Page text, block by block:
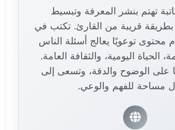
تهتم بنشر المعرفة وتبسيط
بطريقة قريبة من القارئ. تكتب في
محتوى توعويًا يعالج أسئلة الناس
الحياة اليومية، والثقافة العامة.
على الوضوح والدقة، وتسعى إلى
مساحة للفهم والوعي.